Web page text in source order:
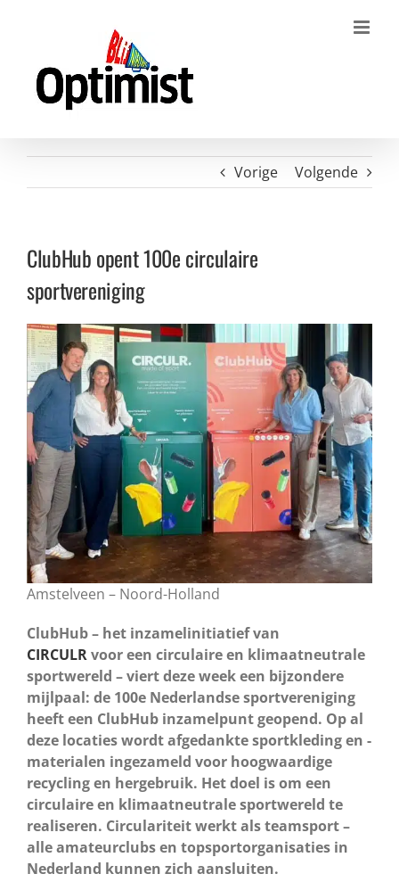
Vorige Volgende
ClubHub opent 100e circulaire
sportvereniging
Amstelveen – Noord-Holland
ClubHub – het inzamelinitiatief van
CIRCULRvoor een circulaire en klimaatneutrale
sportwereld – viert deze week een bijzondere
mijlpaal: de 100e Nederlandse sportvereniging
heeft een ClubHub inzamelpunt geopend. Op al
deze locaties wordt afgedankte sportkleding en -
materialen ingezameld voor hoogwaardige
recycling en hergebruik. Het doel is om een
circulaire en klimaatneutrale sportwereld te
realiseren. Circulariteit werkt als teamsport –
alle amateurclubs en topsportorganisaties in
Nederland kunnen zich aansluiten.